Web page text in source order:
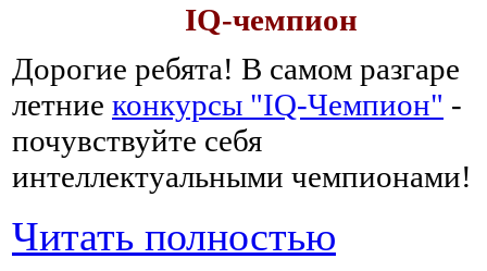
IQ-чемпион
Дорогие ребята! В самом разгаре
летние конкурсы "IQ-Чемпион" -
почувствуйте себя
интеллектуальными чемпионами!
Читать полностью